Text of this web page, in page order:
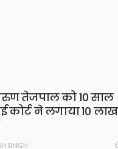
तेजपाल को 10 साल
कोर्ट ने लगाया 10 लाख
SINGH